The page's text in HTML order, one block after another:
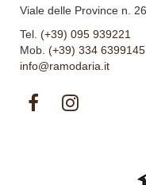
Viale delle Province n.
Tel. (+39) 095 939221
Mob. (+39) 334 6399145
info@ramodaria.it